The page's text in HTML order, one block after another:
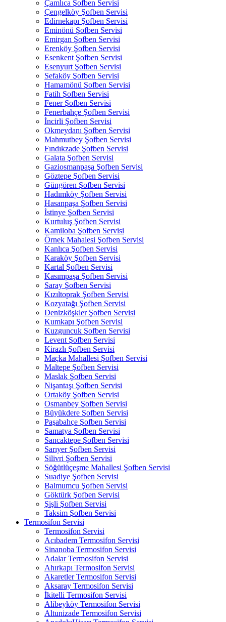
Çamlıca Şofben Servisi
Çengelköy Şofben Servisi
Edirnekapı Şofben Servisi
Eminönü Şofben Servisi
Emirgan Şofben Servisi
Erenköy Şofben Servisi
Esenkent Şofben Servisi
Esenyurt Şofben Servisi
Sefaköy Şofben Servisi
Hamamönü Şofben Servisi
Fatih Şofben Servisi
Fener Şofben Servisi
Fenerbahçe Şofben Servisi
İncirli Şofben Servisi
Okmeydanı Şofben Servisi
Mahmutbey Şofben Servisi
Fındıkzade Şofben Servisi
Galata Şofben Servisi
Gaziosmanpaşa Şofben Servisi
Göztepe Şofben Servisi
Güngören Şofben Servisi
Hadımköy Şofben Servisi
Hasanpaşa Şofben Servisi
İstinye Şofben Servisi
Kurtuluş Şofben Servisi
Kamiloba Şofben Servisi
Örnek Mahalesi Şofben Servisi
Kanlıca Şofben Servisi
Karaköy Şofben Servisi
Kartal Şofben Servisi
Kasımpaşa Şofben Servisi
Saray Şofben Servisi
Kızıltoprak Şofben Servisi
Kozyatağı Şofben Servisi
Denizköşkler Şofben Servisi
Kumkapı Şofben Servisi
Kuzguncuk Şofben Servisi
Levent Şofben Servisi
Kirazlı Şofben Servisi
Maçka Mahallesi Şofben Servisi
Maltepe Şofben Servisi
Maslak Şofben Servisi
Nişantaşı Şofben Servisi
Ortaköy Şofben Servisi
Osmanbey Şofben Servisi
Büyükdere Şofben Servisi
Paşabahçe Şofben Servisi
Samatya Şofben Servisi
Sancaktepe Şofben Servisi
Sarıyer Şofben Servisi
Silivri Şofben Servisi
Söğütlüçeşme Mahallesi Şofben Servisi
Suadiye Şofben Servisi
Balmumcu Şofben Servisi
Göktürk Şofben Servisi
Şişli Şofben Servisi
Taksim Şofben Servisi
Termosifon Servisi
Termosifon Servisi
Acıbadem Termosifon Servisi
Sinanoba Termosifon Servisi
Adalar Termosifon Servisi
Ahırkapı Termosifon Servisi
Akaretler Termosifon Servisi
Aksaray Termosifon Servisi
İkitelli Termosifon Servisi
Alibeyköy Termosifon Servisi
Altunizade Termosifon Servisi